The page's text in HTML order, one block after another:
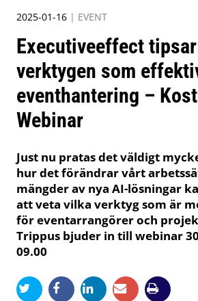
2025-01-16 | EVENT
Executiveeffect
verktygen som
eventhantering –
Webinar
Just nu pratas det väldigt
hur det förändrar vårt
mängder av nya AI-lösningar
att veta vilka verktyg som är
för eventarrangörer och
Trippus bjuder in till webinar
09.00